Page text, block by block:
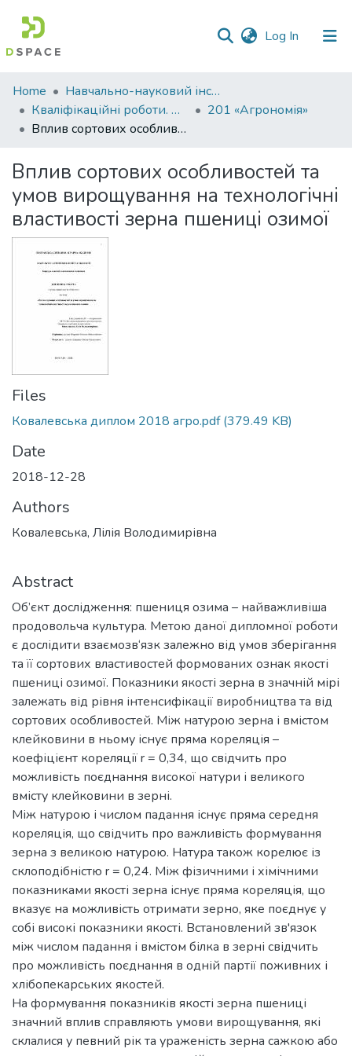
Log In (current)
Communities
&
Collections
Statistics
Home
Навчально-науковий інститут агротехнологій, селекції та екології
Кваліфікаційні роботи. ННІ агротехнологій, селекції та екології
201 «Агрономія»
Вплив сортових особливостей та умов вирощування на технологічні властивості зерна пшениці озимої
Вплив сортових особливостей та
умов вирощування на технологічні
властивості зерна пшениці озимої
Files
Ковалевська диплом 2018 агро.pdf(379.49 KB)
Date
2018-12-28
Authors
Ковалевська, Лілія Володимирівна
Abstract
Об’єкт дослідження: пшениця озима – найважливіша
продовольча культура. Метою даної дипломної роботи
є дослідити взаємозв‘язк залежно від умов зберігання
та її сортових властивостей формованих ознак якості
пшениці озимої. Показники якості зерна в значній мірі
залежать від рівня інтенсифікації виробництва та від
сортових особливостей. Між натурою зерна і вмістом
клейковини в ньому існує пряма кореляція –
коефіцієнт кореляції r = 0,34, що свідчить про
можливість поєднання високої натури і великого
вмісту клейковини в зерні.
Між натурою і числом падання існує пряма середня
кореляція, що свідчить про важливість формування
зерна з великою натурою. Натура також корелює із
склоподібністю r = 0,24. Між фізичними і хімічними
показниками якості зерна існує пряма кореляція, що
вказує на можливість отримати зерно, яке поєднує у
собі високі показники якості. Встановлений зв'язок
між числом падання і вмістом білка в зерні свідчить
про можливість поєднання в одній партії поживних і
хлібопекарських якостей.
На формування показників якості зерна пшениці
значний вплив справляють умови вирощування, які
склалися у певний рік та ураженість зерна сажкою або